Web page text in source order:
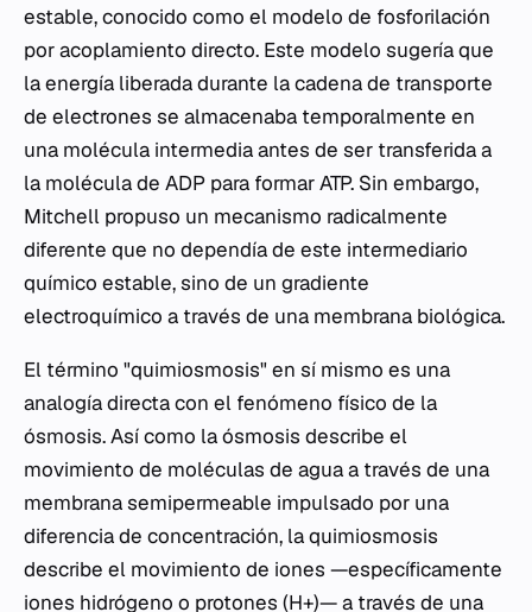
estable, conocido como el modelo de fosforilación
por acoplamiento directo. Este modelo sugería que
la energía liberada durante la cadena de transporte
de electrones se almacenaba temporalmente en
una molécula intermedia antes de ser transferida a
la molécula de ADP para formar ATP. Sin embargo,
Mitchell propuso un mecanismo radicalmente
diferente que no dependía de este intermediario
químico estable, sino de un gradiente
electroquímico a través de una membrana biológica.
El término "quimiosmosis" en sí mismo es una
analogía directa con el fenómeno físico de la
ósmosis. Así como la ósmosis describe el
movimiento de moléculas de agua a través de una
membrana semipermeable impulsado por una
diferencia de concentración, la quimiosmosis
describe el movimiento de iones —específicamente
iones hidrógeno o protones (H+)— a través de una